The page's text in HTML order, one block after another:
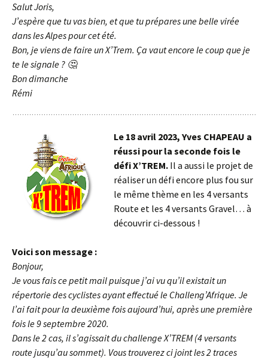
Salut Joris,
J’espère que tu vas bien, et que tu prépares une belle virée
dans les Alpes pour cet été.
Bon, je viens de faire un X’Trem. Ça vaut encore le coup que je
te le signale ? 🤔
Bon dimanche
Rémi
Le 18 avril 2023, Yves CHAPEAU a
réussi pour la seconde fois le
défi X’TREM. Il a aussi le projet de
réaliser un défi encore plus fou sur
le même thème en les 4 versants
Route et les 4 versants Gravel… à
découvrir ci-dessous !
Voici son message :
Bonjour,
Je vous fais ce petit mail puisque j’ai vu qu’il existait un
répertorie des cyclistes ayant effectué le Challeng’Afrique. Je
l’ai fait pour la deuxième fois aujourd’hui, après une première
fois le 9 septembre 2020.
Dans le 2 cas, il s’agissait du challenge X’TREM (4 versants
route jusqu’au sommet). Vous trouverez ci joint les 2 traces